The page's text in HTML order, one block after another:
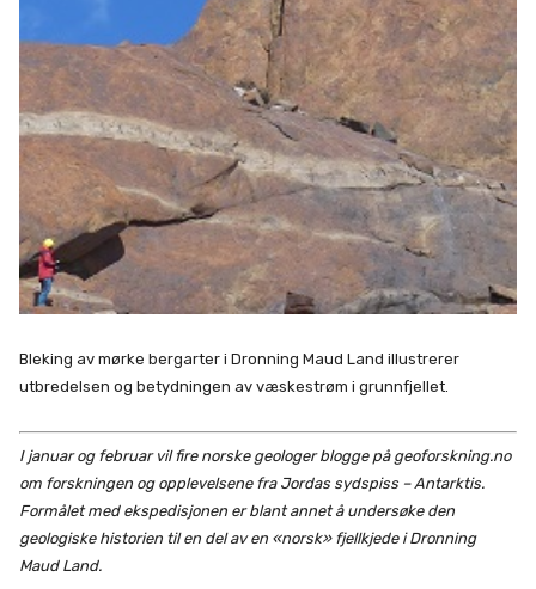
Bleking av mørke bergarter i Dronning Maud Land illustrerer
utbredelsen og betydningen av væskestrøm i grunnfjellet.
I januar og februar vil fire norske geologer blogge på geoforskning.no
om forskningen og opplevelsene fra Jordas sydspiss – Antarktis.
Formålet med ekspedisjonen er blant annet å undersøke den
geologiske historien til en del av en «norsk» fjellkjede i Dronning
Maud Land.